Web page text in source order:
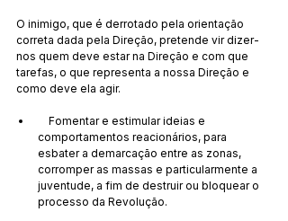
O inimigo, que é derrotado pela orientação
correta dada pela Direção, pretende vir dizer-
nos quem deve estar na Direção e com que
tarefas, o que representa a nossa Direção e
como deve ela agir.
comportamentos reacionários, para
esbater a demarcação entre as zonas,
corromper as massas e particularmente a
juventude, a fim de destruir ou bloquear o
processo da Revolução.